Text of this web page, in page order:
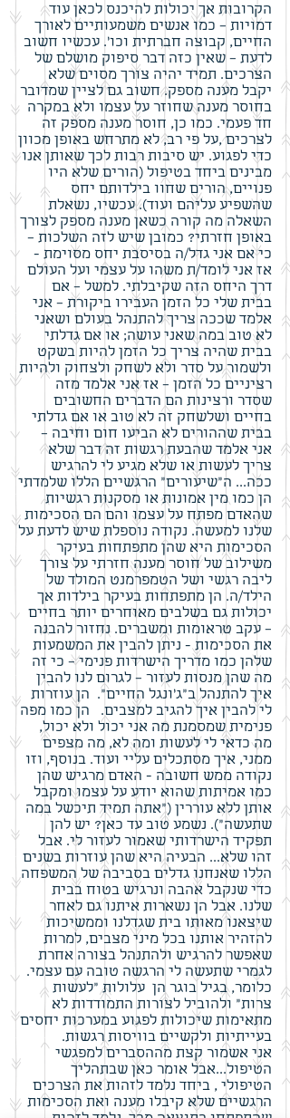
הקרובות אך יכולות להיכנס לכאן עוד
דמויות – כמו אנשים משמעותיים לאורך
החיים, קבוצה חברתית וכו'. עכשיו חשוב
לדעת – שאין כזה דבר סיפוק מושלם של
הצרכים. תמיד יהיה צורך מסוים שלא
יקבל מענה מספק. חשוב גם לציין שמדובר
בחוסר מענה שחוזר על עצמו ולא במקרה
חד פעמי. כמו כן, חוסר מענה מספק זה
לצרכים ,על פי רב, לא מתרחש באופן מכוון
כדי לפגוע. יש סיבות רבות לכך שאותן אנו
מבינים ביחד בטיפול (הורים שלא היו
פנויים, הורים שחוו בילדותם יחס
שהשפיע עליהם ועוד). עכשיו, נשאלת
השאלה מה קורה כשאן מענה מספק לצורך
באופן חזרתי? כמובן שיש לזה השלכות –
כי אם אני גדל/ה בסיסבת יחס מסוימת -
אז אני לומד/ת משהו על עצמי ועל העולם
דרך היחס הזה שקיבלתי. למשל – אם
בבית שלי כל הזמן העבירו ביקורת – אני
אלמד שככה צריך להתנהל בעולם ושאני
לא טוב במה שאני עושה; או אם גדלתי
בבית שהיה צריך כל הזמן להיות בשקט
ולשמור על סדר ולא לשחק ולצחוק ולהיות
רציניים כל הזמן – אז אני אלמד מזה
שסדר ורצינות הם הדברים החשובים
בחיים ושלשחק זה לא טוב או אם גדלתי
בבית שההורים לא הביעו חום וחיבה –
אני אלמד שהבעת רגשות זה דבר שלא
צריך לעשות או שלא מגיע לי להרגיש
ככה... ה"שיעורים" הרגשיים הללו שלמדתי
הן כמו מין אמונות או מסקנות רגשיות
שהאדם מפתח על עצמו והם הם הסכימות
שלנו למעשה. נקודה נוספלת שיש לדעת על
הסכימות היא שהן מתפתחות בעיקר
משילוב של חוסר מענה חזרתי על צורך
ליבה רגשי ושל הטמפרמנט המולד של
הילד/ה. הן מתפתחות בעיקר בילדות אך
יכולות גם בשלבים מאוחרים יותר בחיים
– עקב טראומות ומשברים. נחזור להבנה
את הסכימות - ניתן להבין את המשמעות
שלהן כמו מדריך הישרדות פנימי – כי זה
מה שהן מנסות לעזור – לגרום לנו להבין
איך להתנהל ב"ג'ונגל החיים". הן עוזרות
לי להבין איך להגיב למצבים. הן כמו מפה
פנימית שמסמנת מה אני יכול ולא יכול,
מה כדאי לי לעשות ומה לא, מה מצפים
ממני, איך מסתכלים עליי ועוד. בנוסף, וזו
נקודה ממש חשובה - האדם מרגיש שהן
כמו אמיתות שהוא יודע על עצמו ומקבל
אותן ללא עוררין ("אתה תמיד תיכשל במה
שתעשה"). נשמע טוב עד כאן? יש להן
תפקיד הישרדותי שאמור לעזור לי. אבל
זהו שלא... הבעיה היא שהן עוזרות בשנים
הללו שאנחנו גדלים בסביבה של המשפחה
כדי שנקבל אהבה ונרגיש בטוח בבית
שלנו. אבל הן נשארות איתנו גם לאחר
שיצאנו מאותו בית שגדלנו וממשיכות
להזהיר אותנו בכל מיני מצבים, למרות
שאפשר להרגיש ולהתנהל בצורה אחרת
לגמרי שתעשה לי הרגשה טובה עם עצמי.
כלומר, בגיל בוגר הן עלולות "לעשות
צרות" ולהוביל לצורות התמודדות לא
מתאימות שיכולות לפגוע במערכות יחסים
בעייתיות ולקשיים בוויסות רגשות.
אני אשמור קצת מההסברים למפגשי
הטיפול...אבל אומר כאן שבתהליך
הטיפולי , ביחד נלמד לזהות את הצרכים
הרגשיים שלא קיבלו מענה ואת הסכימות